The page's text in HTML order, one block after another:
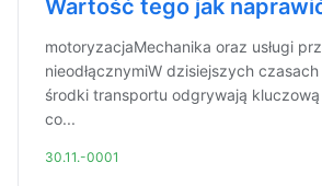
Wartość tego jak
motoryzacjaMechanika oraz usługi
nieodłącznymiW dzisiejszych
środki transportu odgrywają
co...
30.11.-0001